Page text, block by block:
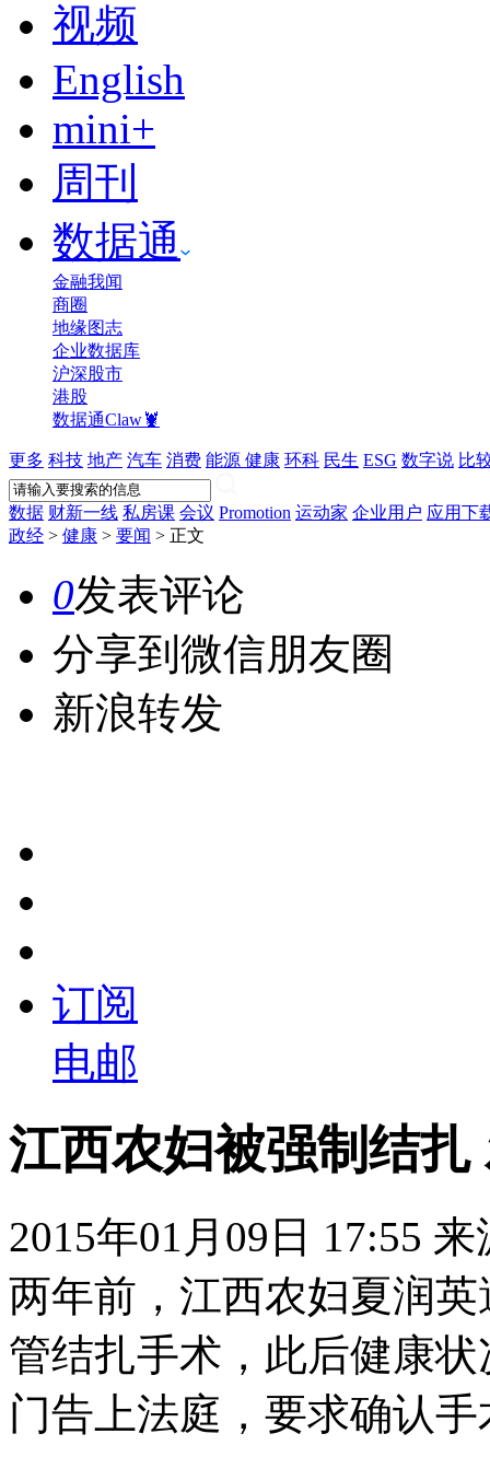
视频
English
mini+
周刊
数据通
金融我闻
商圈
地缘图志
企业数据库
沪深股市
港股
数据通Claw🦞
更多 科技 地产 汽车 消费 能源 健康 环科 民生 ESG 数字说 比
数据 财新一线 私房课 会议 Promotion 运动家 企业用户 应用下
政经 > 健康 > 要闻 > 正文
0发表评论
分享到微信朋友圈
新浪转发
订阅
电邮
江西农妇被强制结
2015年01月09日 17:55
两年前，江西农妇夏润
管结扎手术，此后健康
门告上法庭，要求确认